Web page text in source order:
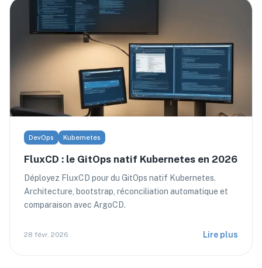
DevOps Kubernetes
FluxCD : le GitOps natif Kubernetes en 2026
Déployez FluxCD pour du GitOps natif Kubernetes.
Architecture, bootstrap, réconciliation automatique et
comparaison avec ArgoCD.
28 févr. 2026 Lire plus